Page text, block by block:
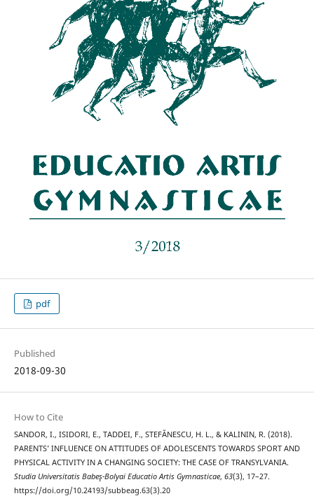
pdf
Published
2018-09-30
How to Cite
SANDOR, I., ISIDORI, E., TADDEI, F., STEFĂNESCU, H. L., & KALININ, R. (2018).
PARENTS’ INFLUENCE ON ATTITUDES OF ADOLESCENTS TOWARDS SPORT AND
PHYSICAL ACTIVITY IN A CHANGING SOCIETY: THE CASE OF TRANSYLVANIA.
Studia Universitatis Babeş-Bolyai Educatio Artis Gymnasticae, 63(3), 17–27.
https://doi.org/10.24193/subbeag.63(3).20